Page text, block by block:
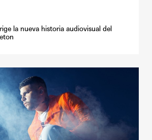
la nueva historia audiovisual del